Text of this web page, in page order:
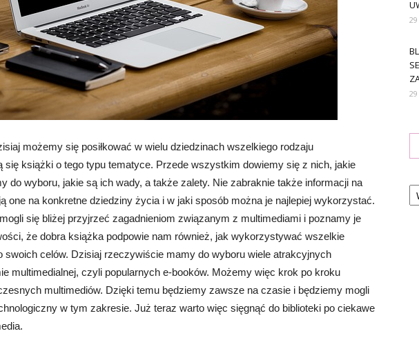
możemy się posiłkować w wielu dziedzinach wszelkiego rodzaju
się książki o tego typu tematyce. Przede wszystkim dowiemy się z nich, jakie
do wyboru, jakie są ich wady, a także zalety. Nie zabraknie także informacji na
one na konkretne dziedziny życia i w jaki sposób można je najlepiej wykorzystać.
się bliżej przyjrzeć zagadnieniom związanym z multimediami i poznamy je
że dobra książka podpowie nam również, jak wykorzystywać wszelkie
swoich celów. Dzisiaj rzeczywiście mamy do wyboru wiele atrakcyjnych
multimedialnej, czyli popularnych e-booków. Możemy więc krok po kroku
multimediów. Dzięki temu będziemy zawsze na czasie i będziemy mogli
w tym zakresie. Już teraz warto więc sięgnąć do biblioteki po ciekawe